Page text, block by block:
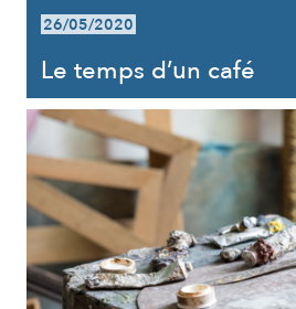
26/05/2020
Le temps d’un café